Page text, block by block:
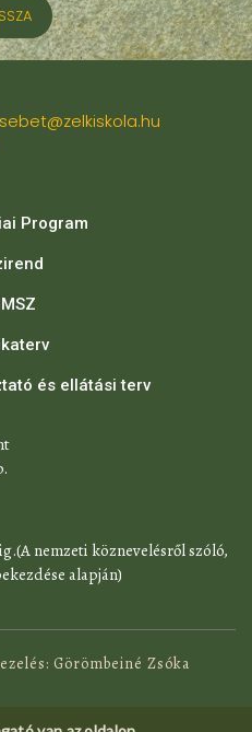
Program
és ellátási terv
nemzeti köznevelésről szóló,
alapján)
Görömbeiné Zsóka